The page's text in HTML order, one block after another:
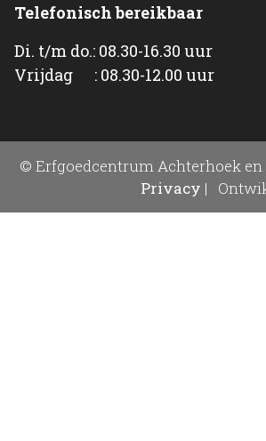
Telefonisch bereikbaar
Di. t/m do.: 08.30-16.30 uur
Vrijdag : 08.30-12.00 uur
© Erfgoedcentrum Achterhoek en
Privacy |